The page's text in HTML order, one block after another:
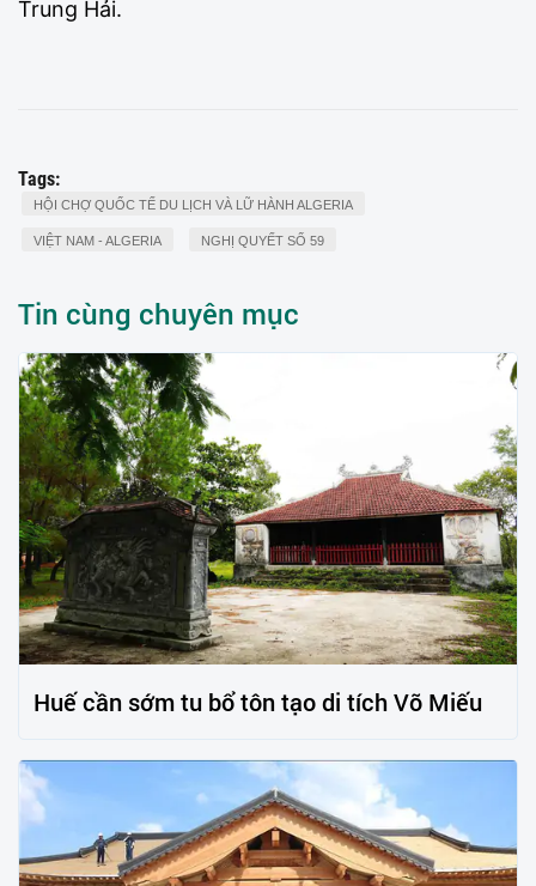
Trung Hải.
Tags:
HỘI CHỢ QUỐC TẾ DU LỊCH VÀ LỮ HÀNH ALGERIA
VIỆT NAM - ALGERIA NGHỊ QUYẾT SỐ 59
Tin cùng chuyên mục
Huế cần sớm tu bổ tôn tạo di tích Võ Miếu